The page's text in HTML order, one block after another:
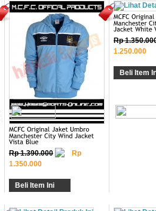
Rp 1.390.000
Rp
1.350.000
Beli Item Ini
Rp
1.250.000
Beli Item